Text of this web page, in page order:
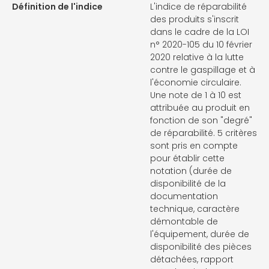
Définition de l'indice
L'indice de réparabilité
des produits s'inscrit
dans le cadre de la LOI
n° 2020-105 du 10 février
2020 relative à la lutte
contre le gaspillage et à
l'économie circulaire.
Une note de 1 à 10 est
attribuée au produit en
fonction de son "degré"
de réparabilité. 5 critères
sont pris en compte
pour établir cette
notation (durée de
disponibilité de la
documentation
technique, caractère
démontable de
l'équipement, durée de
disponibilité des pièces
détachées, rapport